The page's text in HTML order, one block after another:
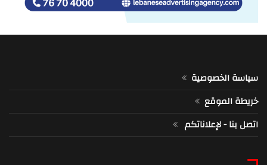
سياسة الخصوصية
خريطة الموقع
اتصل بنا - لإعلاناتكم